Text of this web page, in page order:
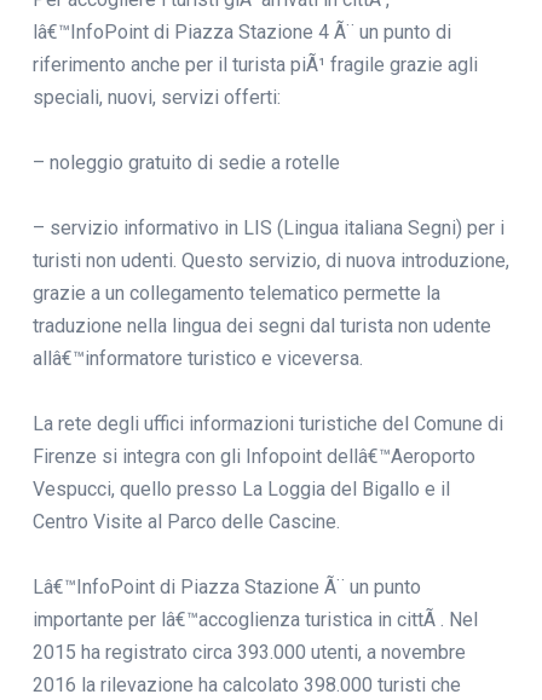
lâ€™InfoPoint di Piazza Stazione 4 Ã¨ un punto di
riferimento anche per il turista piÃ¹ fragile grazie agli
speciali, nuovi, servizi offerti:
– noleggio gratuito di sedie a rotelle
– servizio informativo in LIS (Lingua italiana Segni) per i
turisti non udenti. Questo servizio, di nuova introduzione,
grazie a un collegamento telematico permette la
traduzione nella lingua dei segni dal turista non udente
allâ€™informatore turistico e viceversa.
La rete degli uffici informazioni turistiche del Comune di
Firenze si integra con gli Infopoint dellâ€™Aeroporto
Vespucci, quello presso La Loggia del Bigallo e il
Centro Visite al Parco delle Cascine.
Lâ€™InfoPoint di Piazza Stazione Ã¨ un punto
importante per lâ€™accoglienza turistica in cittÃ . Nel
2015 ha registrato circa 393.000 utenti, a novembre
2016 la rilevazione ha calcolato 398.000 turisti che